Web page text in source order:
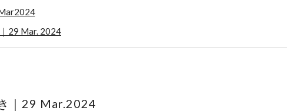
29 Mar. 2024
｜29 Mar.2024